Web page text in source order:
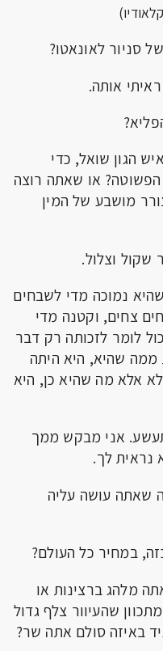
סניור לאונאטו?
אותה.
הגון שואל, כדי
או שאתה רוצה
מושבע של המין
וצלול.
נמוכה מדי לשבחים
צחים, וקטנה מדי
לומר לזכותה רק דבר
שהיא, היא היתה
לא אלא מה שהיא כן, היא
אני מבקש ממך
נראית לך.
שאתה עושה עליה
במחיר כל העולם?
מלהג ברצינות או
שהעיוור צלף גדול
באיזה סולם אתה שר?